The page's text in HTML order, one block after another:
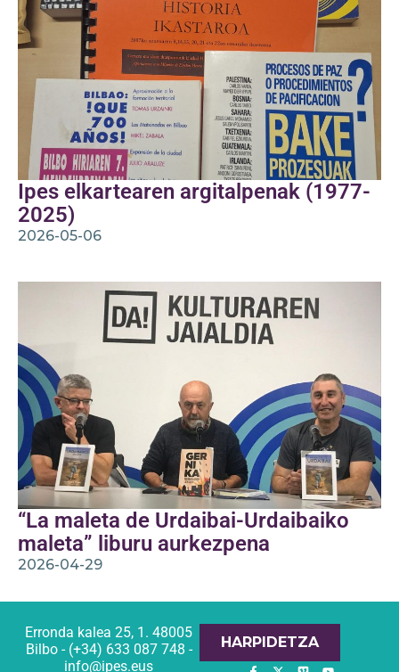
Ipes elkartearen argitalpenak (1977-
2025)
2026-05-06
“La maleta de Urdaibai-Urdaibaiko
maleta” liburu aurkezpena
2026-04-29
Erronda kalea 25, 1. 48005
Bilbo - (+34) 633 087 748 -
info@ipes.eus
HARPIDETZA